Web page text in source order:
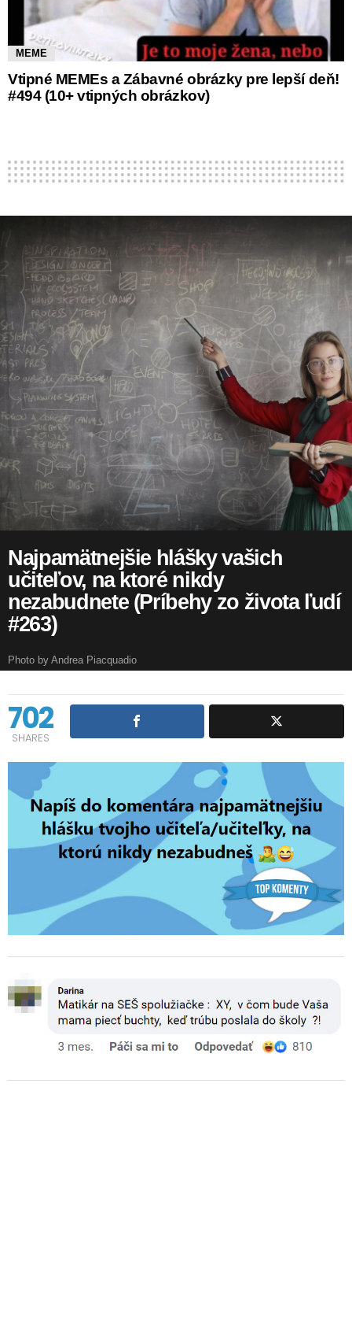
MEME
Vtipné MEMEs a Zábavné obrázky pre lepší deň!
#494 (10+ vtipných obrázkov)
Najpamätnejšie hlášky vašich
učiteľov, na ktoré nikdy
nezabudnete (Príbehy zo života ľudí
#263)
Photo by Andrea Piacquadio
702
SHARES